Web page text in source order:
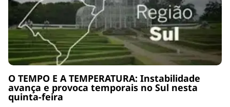
O TEMPO E A TEMPERATURA: Instabilidade
avança e provoca temporais no Sul nesta
quinta-feira